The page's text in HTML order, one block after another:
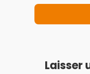
Laisser